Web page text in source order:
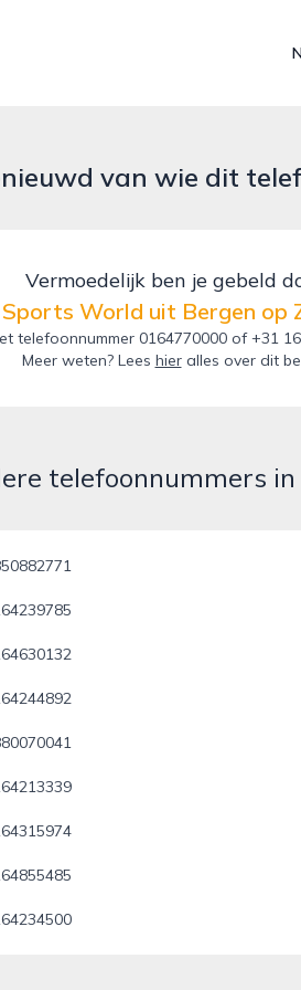
van wie dit
Vermoedelijk ben je gebeld
Sports World uit Bergen op
0164770000 of +31
Meer weten? Lees hieralles over dit
telefoonnummers in